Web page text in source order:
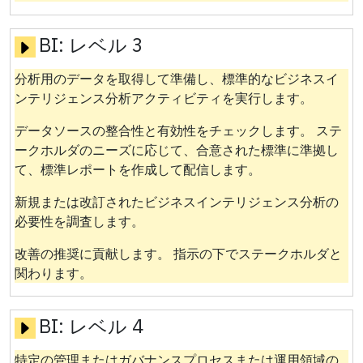
BI: レベル 3
分析用のデータを取得して準備し、標準的なビジネスイ
ンテリジェンス分析アクティビティを実行します。
データソースの整合性と有効性をチェックします。 ステ
ークホルダのニーズに応じて、合意された標準に準拠し
て、標準レポートを作成して配信します。
新規または改訂されたビジネスインテリジェンス分析の
必要性を調査します。
改善の推奨に貢献します。 指示の下でステークホルダと
関わります。
BI: レベル 4
特定の管理またはガバナンスプロセスまたは運用領域の